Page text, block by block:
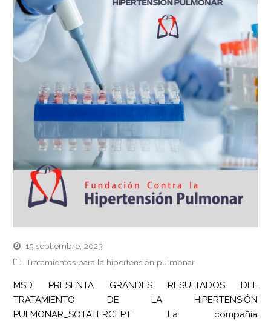
15 septiembre, 2023
Tratamientos para la hipertensión pulmonar
MSD PRESENTA GRANDES RESULTADOS DEL
TRATAMIENTO DE LA HIPERTENSIÓN
PULMONAR_SOTATERCEPT La compañía